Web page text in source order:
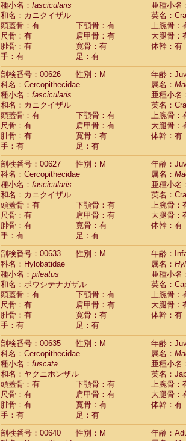
種小名： fascicularis
亜種小名
和名：カニクイザル
英名：
頭蓋骨：有
下顎骨：有
上腕骨：
尺骨：有
肩甲骨：有
大腿骨：
腓骨：有
寛骨：有
体幹：有
手：有
足：有
剖検番号：00626
性別：M
年齢：
科名：Cercopithecidae
属名：
種小名： fascicularis
亜種小名
和名：カニクイザル
英名：
頭蓋骨：有
下顎骨：有
上腕骨：
尺骨：有
肩甲骨：有
大腿骨：
腓骨：有
寛骨：有
体幹：有
手：有
足：有
剖検番号：00627
性別：M
年齢：
科名：Cercopithecidae
属名：
種小名： fascicularis
亜種小名
和名：カニクイザル
英名：
頭蓋骨：有
下顎骨：有
上腕骨：
尺骨：有
肩甲骨：有
大腿骨：
腓骨：有
寛骨：有
体幹：有
手：有
足：有
剖検番号：00633
性別：M
年齢：
科名：Hylobatidae
属名：
種小名： pileatus
亜種小名
和名：ボウシテナガザル
英名：
頭蓋骨：有
下顎骨：有
上腕骨：
尺骨：有
肩甲骨：有
大腿骨：
腓骨：有
寛骨：有
体幹：有
手：有
足：有
剖検番号：00635
性別：M
年齢：
科名：Cercopithecidae
属名：
種小名： fuscata
亜種小名
和名：ヤクニホンザル
英名：
頭蓋骨：有
下顎骨：有
上腕骨：
尺骨：有
肩甲骨：有
大腿骨：
腓骨：有
寛骨：有
体幹：有
手：有
足：有
剖検番号：00640
性別：M
年齢：